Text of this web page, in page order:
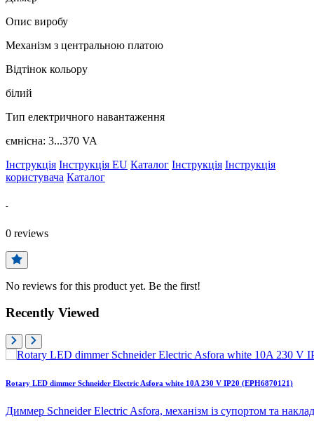
Опис виробу
Механізм з центральною платою
Відтінок кольору
білий
Тип електричного навантаження
ємнісна: 3...370 VA
Інструкція Інструкція EU Каталог Інструкція Інструкція
користувача Каталог
-
0 reviews
No reviews for this product yet. Be the first!
Recently Viewed
Rotary LED dimmer Schneider Electric Asfora white 10A 230 V IP20 (EPH6870121)
Диммер Schneider Electric Asfora, механізм із супортом та